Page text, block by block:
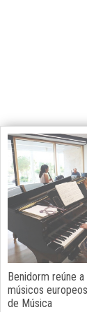
Benidorm reúne
músicos
de Música